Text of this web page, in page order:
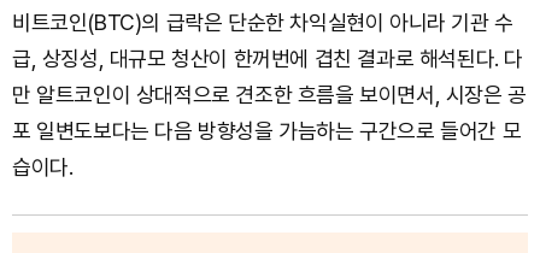
비트코인(BTC)의 급락은 단순한 차익실현이 아니라 기관 수
급, 상징성, 대규모 청산이 한꺼번에 겹친 결과로 해석된다. 다
만 알트코인이 상대적으로 견조한 흐름을 보이면서, 시장은 공
포 일변도보다는 다음 방향성을 가늠하는 구간으로 들어간 모
습이다.